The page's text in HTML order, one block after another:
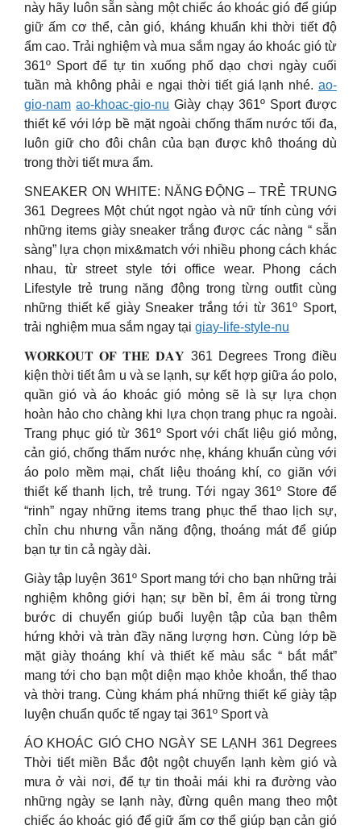
này hãy luôn sẵn sàng một chiếc áo khoác gió để giúp
giữ ấm cơ thể, cản gió, kháng khuẩn khi thời tiết độ
ẩm cao. Trải nghiệm và mua sắm ngay áo khoác gió từ
361º Sport để tự tin xuống phố dạo chơi ngày cuối
tuần mà không phải e ngại thời tiết giá lạnh nhé. ao-
gio-nam ao-khoac-gio-nu Giày chạy 361º Sport được
thiết kế với lớp bề mặt ngoài chống thấm nước tối đa,
luôn giữ cho đôi chân của bạn được khô thoáng dù
trong thời tiết mưa ẩm.
SNEAKER ON WHITE: NĂNG ĐỘNG – TRẺ TRUNG
361 Degrees Một chút ngọt ngào và nữ tính cùng với
những items giày sneaker trắng được các nàng “ sẵn
sàng” lựa chọn mix&match với nhiều phong cách khác
nhau, từ street style tới office wear. Phong cách
Lifestyle trẻ trung năng động trong từng outfit cùng
những thiết kế giày Sneaker trắng tới từ 361º Sport,
trải nghiệm mua sắm ngay tại giay-life-style-nu
𝐖𝐎𝐑𝐊𝐎𝐔𝐓 𝐎𝐅 𝐓𝐇𝐄 𝐃𝐀𝐘 361 Degrees Trong điều
kiện thời tiết âm u và se lạnh, sự kết hợp giữa áo polo,
quần gió và áo khoác gió mỏng sẽ là sự lựa chọn
hoàn hảo cho chàng khi lựa chọn trang phục ra ngoài.
Trang phục gió từ 361º Sport với chất liệu gió mỏng,
cản gió, chống thấm nước nhẹ, kháng khuẩn cùng với
áo polo mềm mại, chất liệu thoáng khí, co giãn với
thiết kế thanh lịch, trẻ trung. Tới ngay 361º Store để
“rinh” ngay những items trang phục thể thao lịch sự,
chỉn chu nhưng vẫn năng động, thoáng mát để giúp
bạn tự tin cả ngày dài.
Giày tập luyện 361º Sport mang tới cho bạn những trải
nghiệm không giới hạn; sự bền bỉ, êm ái trong từng
bước di chuyển giúp buổi luyện tập của bạn thêm
hứng khởi và tràn đầy năng lượng hơn. Cùng lớp bề
mặt giày thoáng khí và thiết kế màu sắc “ bắt mắt”
mang tới cho bạn một diện mạo khỏe khoắn, thể thao
và thời trang. Cùng khám phá những thiết kế giày tập
luyện chuẩn quốc tế ngay tại 361º Sport và
ÁO KHOÁC GIÓ CHO NGÀY SE LẠNH 361 Degrees
Thời tiết miền Bắc đột ngột chuyển lạnh kèm gió và
mưa ở vài nơi, để tự tin thoải mái khi ra đường vào
những ngày se lạnh này, đừng quên mang theo một
chiếc áo khoác gió để giữ ấm cơ thể giúp bạn cản gió